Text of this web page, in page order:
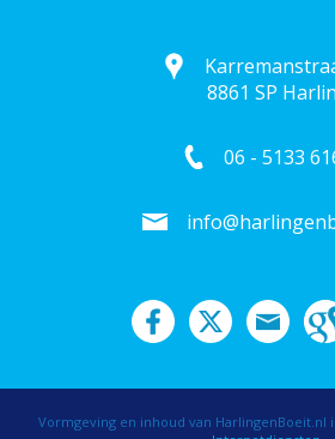
8861 SP
06 - 5133
Vormgeving en inhoud van HarlingenBoeit.nl